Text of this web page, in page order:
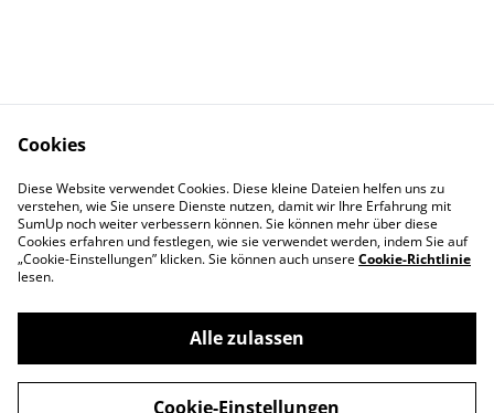
Datenschutz
Cookie Policy
Impressum
©2026Aviatikboerse Top Shop
Cookies
Diese Website verwendet Cookies. Diese kleine Dateien helfen uns zu
verstehen, wie Sie unsere Dienste nutzen, damit wir Ihre Erfahrung mit
SumUp noch weiter verbessern können. Sie können mehr über diese
Cookies erfahren und festlegen, wie sie verwendet werden, indem Sie auf
„Cookie-Einstellungen” klicken. Sie können auch unsereCookie-Richtlinie
lesen.
Alle zulassen
Cookie-Einstellungen